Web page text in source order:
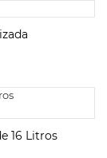
16 Litros